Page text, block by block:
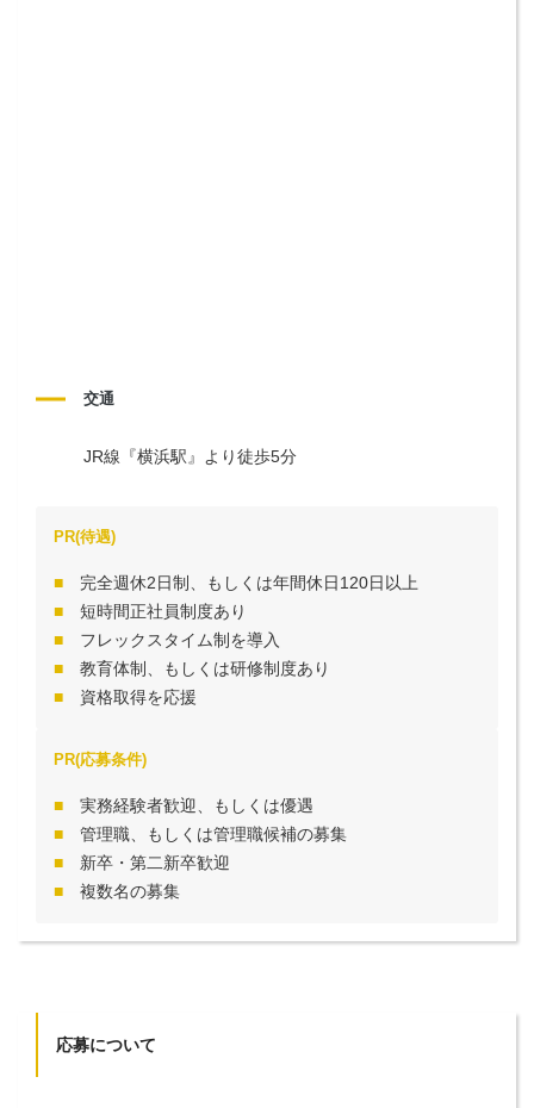
交通
JR線『横浜駅』より徒歩5分
PR(待遇)
完全週休2日制、もしくは年間休日120日以上
短時間正社員制度あり
フレックスタイム制を導入
教育体制、もしくは研修制度あり
資格取得を応援
PR(応募条件)
実務経験者歓迎、もしくは優遇
管理職、もしくは管理職候補の募集
新卒・第二新卒歓迎
複数名の募集
応募について